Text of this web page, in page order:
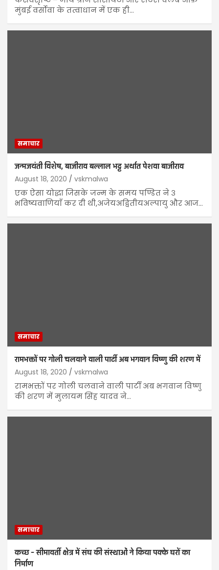
मुंबई वर्सोवा के तत्वाधान में एक ही…
समाचार
जन्मजयंती विशेष, बाजीराव बल्लाल भट्ट अर्थात पेशवा बाजीराव
August 18, 2020 vskmalwa
एक ऐसा योद्धा जिसके जन्म के समय पण्डित ने ३
भविष्यवाणियाँ कर दी थी,अजेयअद्वितीयअल्पायु और आज…
समाचार
रामभक्तों पर गोली चलवाने वाली पार्टी अब भगवान विष्णु की शरण में
August 18, 2020 vskmalwa
रामभक्तों पर गोली चलवाने वाली पार्टी अब भगवान विष्णु
की शरण में मुलायम सिंह यादव ने…
समाचार
कच्छ – सीमावर्ती क्षेत्र में संघ की संस्थाओं ने किया पक्के घरों का
निर्माण